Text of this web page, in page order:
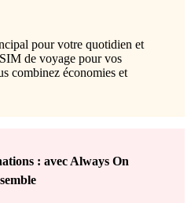
pour votre quotidien et
de voyage pour vos
combinez économies et
: avec Always On